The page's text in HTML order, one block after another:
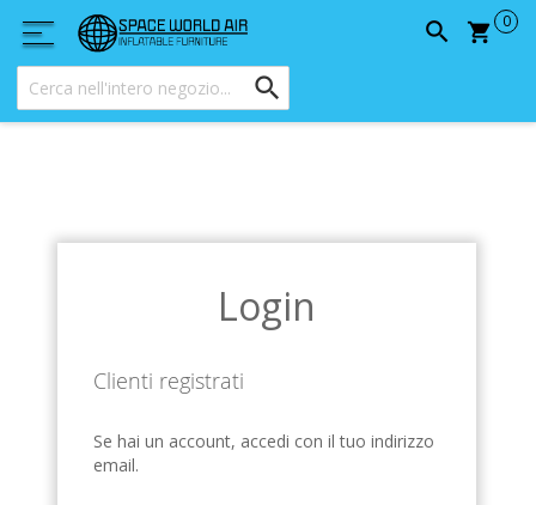
Login
Clienti registrati
Se hai un account, accedi con il tuo indirizzo
email.